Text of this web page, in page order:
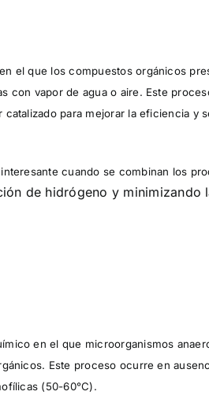
el que los compuestos orgánicos
con vapor de agua o aire. Este
catalizado para mejorar la eficiencia y
cuando se combinan los
de hidrógeno y minimizando
en el que microorganismos
Este proceso ocurre en
(50-60°C).